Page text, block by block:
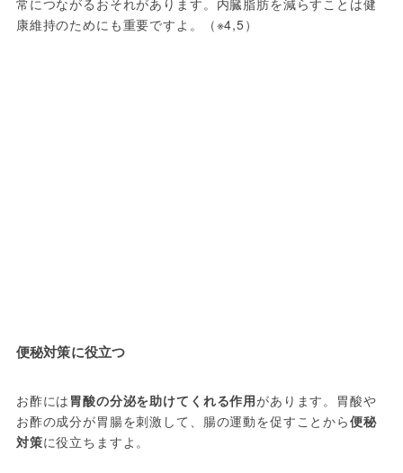
常につながるおそれがあります。内臓脂肪を減らすことは健
康維持のためにも重要ですよ。（※4,5）
便秘対策に役立つ
お酢には 胃酸の分泌を助けてくれる作用があります。胃酸や
お酢の成分が胃腸を刺激して、腸の運動を促すことから便秘
対策に役立ちますよ。